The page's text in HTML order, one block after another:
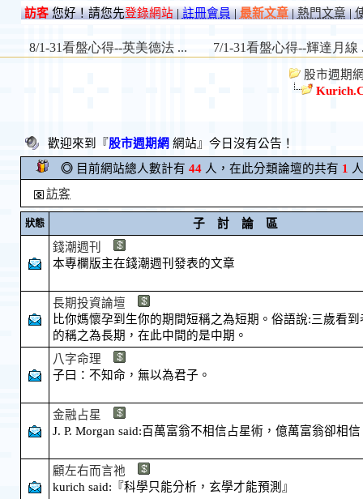
訪客您好！請您先登錄網站|註冊會員|最新文章|熱門文章|
股市週期
歡迎來到『股市週期網 網站』今日沒有公告！
◎ 目前網站總人數計有 44人，在此分類論壇的共有 1
訪客
狀態
子 討 論 區
錢潮週刊
本專欄版主在錢潮週刊發表的文章
長期投資論壇
比你媽懷孕到生你的期間短稱之為短期。俗語說:三歲看到
的稱之為長期，在此中間的是中期。
八字命理
子曰：不知命，無以為君子。
金融占星
J. P. Morgan said:百萬富翁不相信占星術，億萬富翁卻相信
顧左右而言祂
kurich said:『科學只能分析，玄學才能預測』